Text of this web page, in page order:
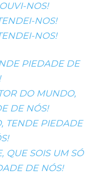
NOS!
NOS!
NOS!
PIEDADE DE
DO MUNDO,
DE NÓS!
TENDE PIEDADE
QUE SOIS UM SÓ
DE NÓS!